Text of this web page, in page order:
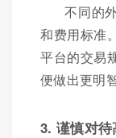
不同的
和费用标准
平台的交易
便做出更明
3. 谨慎对待